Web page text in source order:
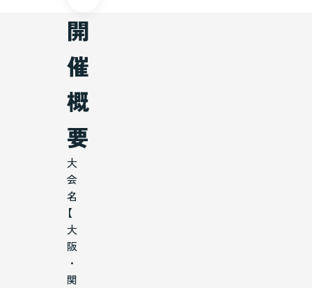
開
催
概
要
大
会
名
【
大
阪
・
関